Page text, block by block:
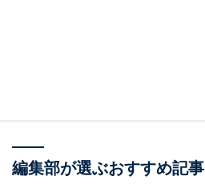
画像出典：楽天トラベル
編集部が選ぶおすすめ記事